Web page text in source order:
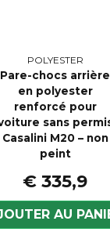
POLYESTER
Pare-chocs arrière
en polyester
renforcé pour
sans
Casalini M20 – non
peint
€ 335,9
AU